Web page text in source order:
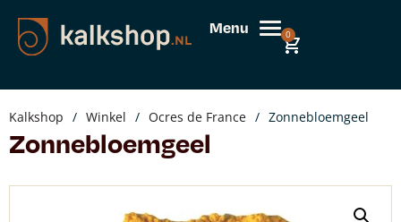
Menu 0
Kalkshop / Winkel / Ocres de France / Zonnebloemgeel
Zonnebloemgeel